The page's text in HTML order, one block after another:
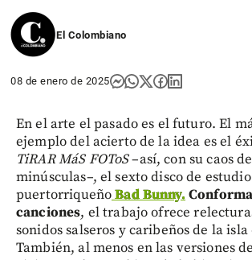
El Colombiano
08 de enero de 2025
En el arte el pasado es el futuro. El
ejemplo del acierto de la idea es el
TiRAR MáS FOToS–así, con su caos
minúsculas–, el sexto disco de
puertorriqueñoBad Bunny.
canciones, el trabajo ofrece
sonidos salseros y caribeños de la
También, al menos en las versiones